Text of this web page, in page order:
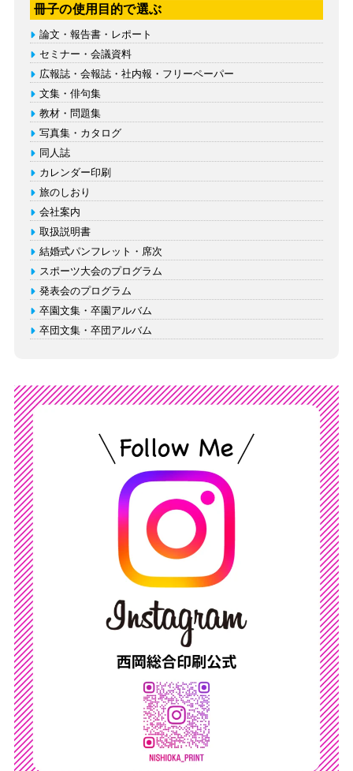
冊子の使用目的で選ぶ
論文・報告書・レポート
セミナー・会議資料
広報誌・会報誌・社内報・フリーペーパー
文集・俳句集
教材・問題集
写真集・カタログ
同人誌
カレンダー印刷
旅のしおり
会社案内
取扱説明書
結婚式パンフレット・席次
スポーツ大会のプログラム
発表会のプログラム
卒園文集・卒園アルバム
卒団文集・卒団アルバム